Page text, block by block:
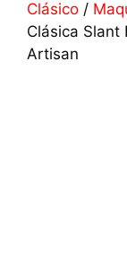
Clásico /
Clásica Slant
Artisan